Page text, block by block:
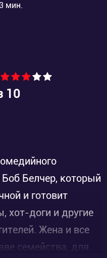
мин.
10
Белчер, который
и готовит
хот-доги и другие
Жена и все
семейства, для